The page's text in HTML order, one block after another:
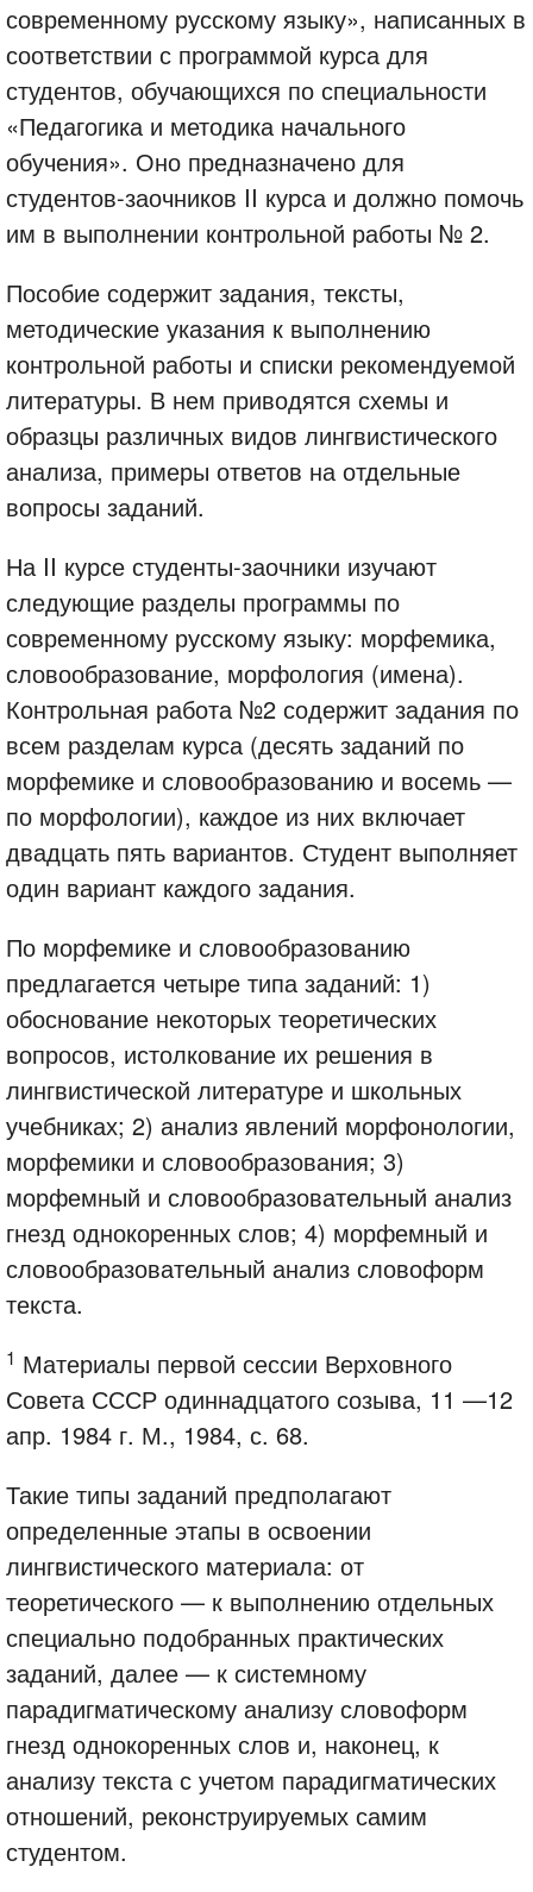
современному русскому языку», написанных в
соответствии с программой курса для
студентов, обучающихся по специальности
«Педагогика и методика начального
обучения». Оно предназначено для
студентов-заочников II курса и должно помочь
им в выполнении контрольной работы № 2.
Пособие содержит задания, тексты,
методические указания к выполнению
контрольной работы и списки рекомендуемой
литературы. В нем приводятся схемы и
образцы различных видов лингвистического
анализа, примеры ответов на отдельные
вопросы заданий.
На II курсе студенты-заочники изучают
следующие разделы программы по
современному русскому языку: морфемика,
словообразование, морфология (имена).
Контрольная работа №2 содержит задания по
всем разделам курса (десять заданий по
морфемике и словообразованию и восемь —
по морфологии), каждое из них включает
двадцать пять вариантов. Студент выполняет
один вариант каждого задания.
По морфемике и словообразованию
предлагается четыре типа заданий: 1)
обоснование некоторых теоретических
вопросов, истолкование их решения в
лингвистической литературе и школьных
учебниках; 2) анализ явлений морфонологии,
морфемики и словообразования; 3)
морфемный и словообразовательный анализ
гнезд однокоренных слов; 4) морфемный и
словообразовательный анализ словоформ
текста.
1 Материалы первой сессии Верховного
Совета СССР одиннадцатого созыва, 11 —12
апр. 1984 г. М., 1984, с. 68.
Такие типы заданий предполагают
определенные этапы в освоении
лингвистического материала: от
теоретического — к выполнению отдельных
специально подобранных практических
заданий, далее — к системному
парадигматическому анализу словоформ
гнезд однокоренных слов и, наконец, к
анализу текста с учетом парадигматических
отношений, реконструируемых самим
студентом.